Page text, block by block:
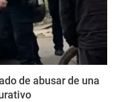
de abusar de una